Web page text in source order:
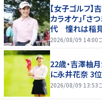
【女子ゴルフ
カラオケ」「さ
代 憧れは稲
2026/08/09 14:00
22歳・吉澤柚
に永井花奈 3
2026/08/09 13:53